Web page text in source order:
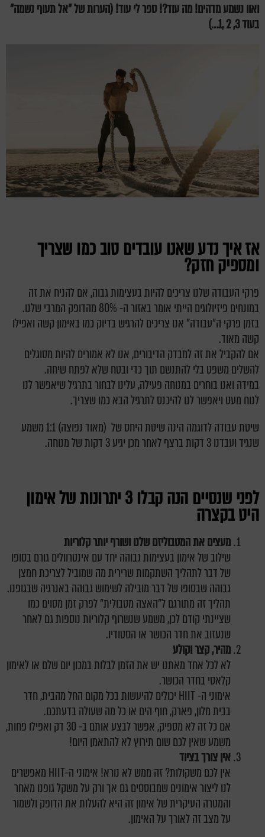
ואוו נשמע מדהים! מה עוד?! ספר לי עוד! (הערות של "אל תעוף נשמה"
בעוד 3, 2 ,1…)
אז איך נדע שאנו עובדים טוב כמו שצריך
ומספיק חזק?
פרקי העבודה שלנו צריכים להיות בעצימות גבוה, אם להניח את זה
במונחים פיזיולוגים הייתי אומר באזור ה- 80% מהדופק המרבי שלנו.
בזמן פרקי ה"עבודה" אנו צריכים להרגיש בדיוק כמו באימון קשה ואפילו
קשה מאוד.
אם להקביל את זה למבדק הדיבורים, אנו לא אמורים להיות מסוגלים
להשלים משפט בלי להתנשם תוך כדי ובטח שלא לפתח שיחה.
במידה ואנו בוחרים במנוחה פעילה, עלינו לבחור בתרגיל שיאפשר לנו
לנוח מעט ויאפשר לנו להיכנס לתרגיל הבא כמו שצריך.
שיטת עבודה לדוגמה הינה שיטת היחס של (מאוד נפוצה) 1:1 משמע
שנגיד ועבדנו 3 דקות ברצף לאחר מכן יגיע 3 דקות של מנוחה.
לפני שנסיים הנה קבלו 3 יתרונות של אימון
היט בקצרה
מעצים את המטבוליזם שלנו ושורף יותר קלוריות
שילוב של אימון בעצימות גבוהה יחד עם אינטרוולים גורם בסופו
של דבר לתהליך השתקמות שרירית מה שמוביל לצריכת חמצן
גבוהה שבסופו של דבר מובילה לשימוש גבוהה באנרגיה שבגופנו.
תהליך זה מתורגם ל"האצה מטבולית" לפרק זמן מסוים כמו
שציינתי קודם לכן, משמע שנשרוף קלוריות נוספות גם לאחר
שנעזוב את חדר הכושר או הסטודיו.
מהיר, קצר וקולע
לא לכל אחד מאתנו יש את הזמן לבלות במכון יום שלם או לאימון
קלאסי בחדר הכושר.
אימוני ה- HIIT יכולים להיעשות בכל מקום החל מהבית, חדר
בבית מלון, פארק, חוף הים או כל מה שעולה בדעתכם.
אם כל זה לא מספיק, אפשר לבצע אותם ב- 30 דק ואפילו פחות,
משמע שאין לכם שום תירוץ לא להתאמן היום!
אין צורך בציוד
אין לכם משקולות? זה ממש לא נורא! אימוני ה-HIIT מאפשרים
לנו ליצור אימונים שמבוססים גם אך ורק על משקל גופנו מאחר
והמטרה העיקרית של אימון זה היא להעלות את הדופק ולשמור
על מצב זה לאורך על האימון.